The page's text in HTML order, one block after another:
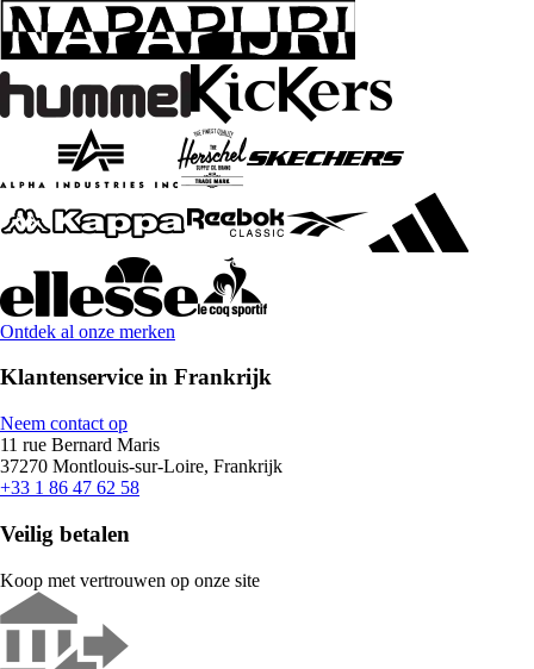
Ontdek al onze merken
Klantenservice in Frankrijk
Neem contact op
11 rue Bernard Maris
37270 Montlouis-sur-Loire, Frankrijk
+33 1 86 47 62 58
Veilig betalen
Koop met vertrouwen op onze site